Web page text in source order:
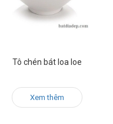
Tô chén bát loa loe
Xem thêm